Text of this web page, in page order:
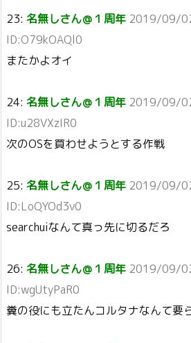
23: 名無しさん＠１周年 2019/09/
ID:O79kOAQl0
またかよオイ
24: 名無しさん＠１周年 2019/09/
ID:u28VXzIR0
次のOSを買わせようとする作戦
25: 名無しさん＠１周年 2019/09/
ID:LoQYOd3v0
searchuiなんて真っ先に切るだろ
26: 名無しさん＠１周年 2019/09/
ID:wgUtyPaR0
糞の役にも立たんコルタナなんて要